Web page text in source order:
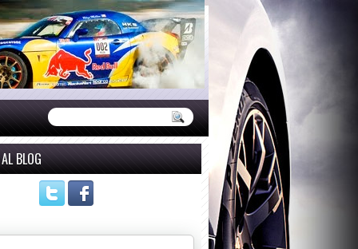
BLOG